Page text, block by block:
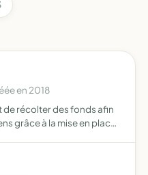
en 2018
récolter des fonds afin
grâce à la mise en place